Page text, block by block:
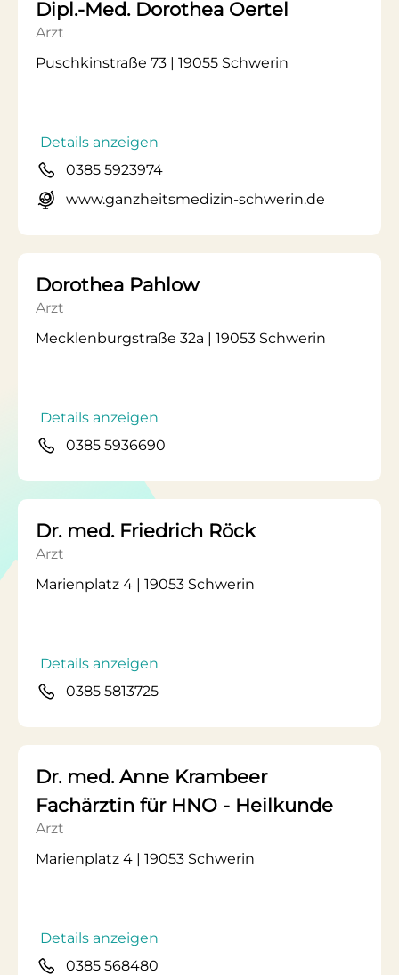
Dipl.-Med. Dorothea Oertel
Arzt
Puschkinstraße 73 | 19055 Schwerin
Details anzeigen
0385 5923974
www.ganzheitsmedizin-schwerin.de
Dorothea Pahlow
Arzt
Mecklenburgstraße 32a | 19053 Schwerin
Details anzeigen
0385 5936690
Dr. med. Friedrich Röck
Arzt
Marienplatz 4 | 19053 Schwerin
Details anzeigen
0385 5813725
Dr. med. Anne Krambeer
Fachärztin für HNO - Heilkunde
Arzt
Marienplatz 4 | 19053 Schwerin
Details anzeigen
0385 568480